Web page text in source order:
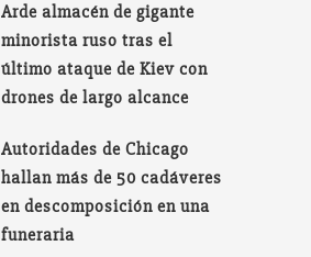
Arde almacén de gigante
minorista ruso tras el
último ataque de Kiev con
drones de largo alcance
Autoridades de Chicago
hallan más de 50 cadáveres
en descomposición en una
funeraria